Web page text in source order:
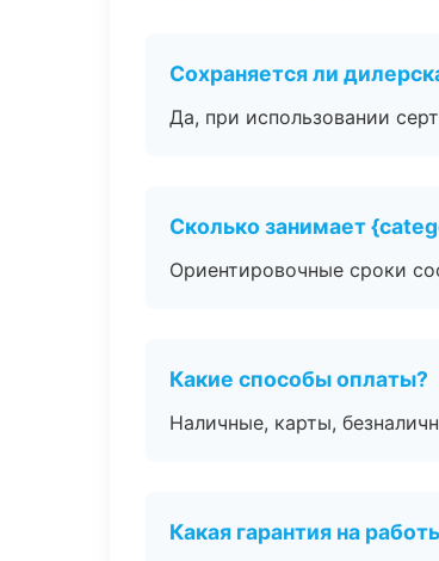
Сохраняется ли
Да, при использовании
Сколько занимает
Ориентировочные сроки
Какие способы оплаты?
Наличные, карты,
Какая гарантия на